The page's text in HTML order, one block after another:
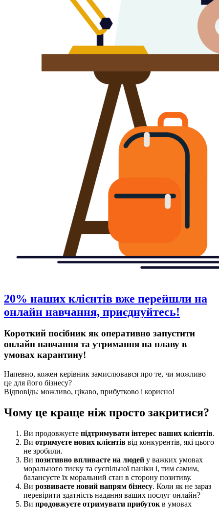
20% наших клієнтів вже перейшли на
онлайн навчання, приєднуйтесь!
Короткий посібник як оперативно запустити
онлайн навчання та утримання на плаву в
умовах карантину!
Напевно, кожен керівник замислювався про те, чи можливо
це для його бізнесу?
Відповідь: можливо, цікаво, прибутково і корисно!
Чому це краще ніж просто закритися?
Ви продовжуєте підтримувати інтерес ваших клієнтів.
Ви отримуєте нових клієнтів від конкурентів, які цього
не зробили.
Ви позитивно впливаєте на людей у важких умовах
морального тиску та суспільної паніки і, тим самим,
балансуєте їх моральний стан в сторону позитиву.
Ви розвиваєте новий напрям бізнесу. Коли як не зараз
перевірити здатність надання ваших послуг онлайн?
Ви продовжуєте отримувати прибуток в умовах